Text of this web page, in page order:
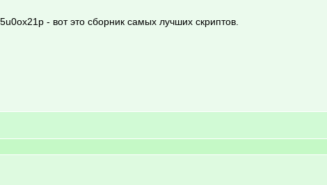
- вот это сборник самых лучших скриптов.